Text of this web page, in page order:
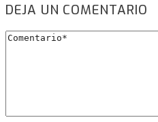
DEJA UN COMENTARIO